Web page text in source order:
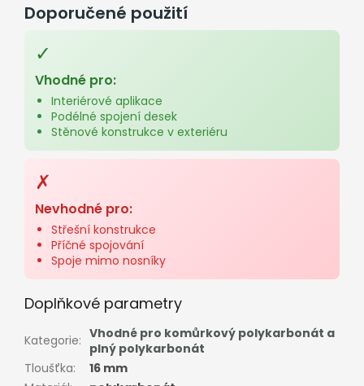
Doporučené použití
✓
Vhodné pro:
Interiérové aplikace
Podélné spojení desek
Stěnové konstrukce v exteriéru
✗
Nevhodné pro:
Střešní konstrukce
Příčné spojování
Spoje mimo nosníky
Doplňkové parametry
Kategorie: Vhodné pro komůrkový polykarbonát a
plný polykarbonát
Tloušťka:
16 mm